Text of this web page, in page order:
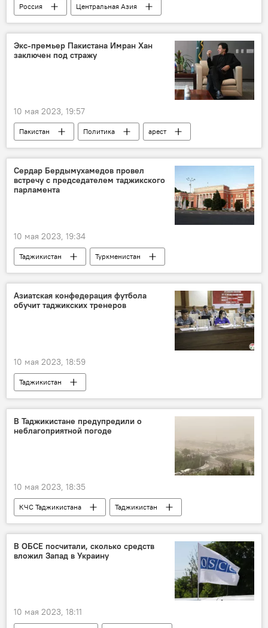
Россия
Центральная Азия
Мария Захарова
МИД РФ
субъекты РФ
сотрудничество
Экс-премьер Пакистана Имран Хан
заключен под стражу
10 мая 2023, 19:57
Пакистан Политика
арест
Происшествия, ЧП, криминал
коррупция
Сердар Бердымухамедов провел
встречу с председателем таджикского
парламента
10 мая 2023, 19:34
Таджикистан
Туркменистан
парламент Таджикистана
парламент
Политика
Сердар Бердымухамедов
дипломатия
Азиатская конфедерация футбола
обучит таджикских тренеров
10 мая 2023, 18:59
Таджикистан
Таджикистан: свежие новости спорта
футбол
В Таджикистане предупредили о
неблагоприятной погоде
10 мая 2023, 18:35
КЧС Таджикистана
Таджикистан
погода
погода в Таджикистане
пыль
В ОБСЕ посчитали, сколько средств
вложил Запад в Украину
10 мая 2023, 18:11